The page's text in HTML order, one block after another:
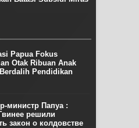
Papua Fokus
Otak Ribuan Anak
Pendidikan
министр Папуа :
решили
закон о колдовстве